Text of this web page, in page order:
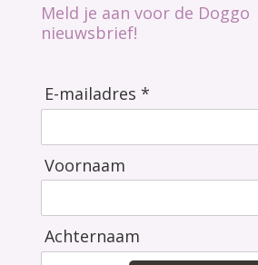
Meld je aan voor de Doggo
nieuwsbrief!
E-mailadres *
Voornaam
Achternaam